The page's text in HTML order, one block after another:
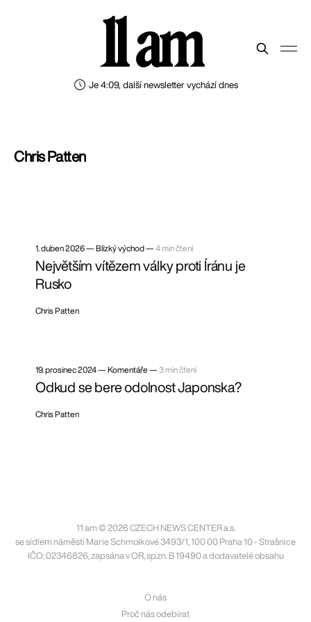
Je 4:09, další newsletter vychází dnes
11 am
Chris Patten
1. duben 2026— Blízký východ — 4 min čtení
Největším vítězem války proti Íránu je
Rusko
Chris Patten
19. prosinec 2024— Komentáře — 3 min čtení
Odkud se bere odolnost Japonska?
Chris Patten
11 am © 2026 CZECH NEWS CENTER a.s.
se sídlem náměstí Marie Schmolkové 3493/1, 100 00 Praha 10 - Strašnice
IČO: 02346826, zapsána v OR, sp.zn. B 19490 a dodavatelé obsahu
O nás
Proč nás odebírat